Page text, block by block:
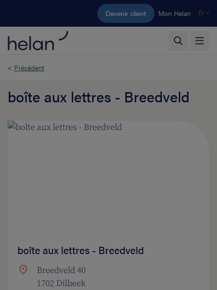
Aller au contenu principal
Devenir client Mon Helan fr
< Précédent
boîte aux lettres - Breedveld
boîte aux lettres - Breedveld
Breedveld 40
1702 Dilbeek